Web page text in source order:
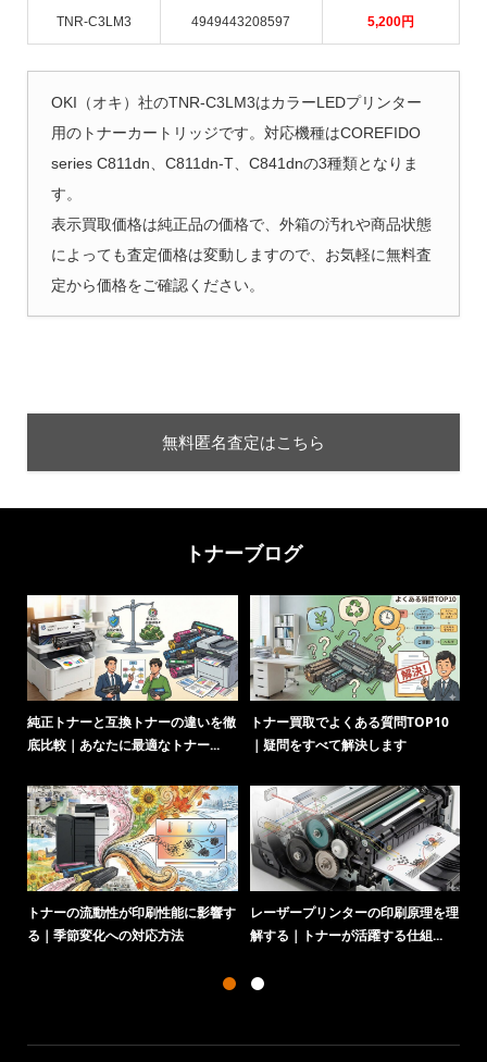
TNR-C3LM3 4949443208597 5,200円
OKI（オキ）社のTNR-C3LM3はカラーLEDプリンター
用のトナーカートリッジです。対応機種はCOREFIDO
series C811dn、C811dn-T、C841dnの3種類となりま
す。
表示買取価格は純正品の価格で、外箱の汚れや商品状態
によっても査定価格は変動しますので、お気軽に無料査
定から価格をご確認ください。
無料匿名査定はこちら
トナーブログ
純正トナーと互換トナーの違いを徹
底比較｜あなたに最適なトナー...
トナー買取でよくある質問TOP10
｜疑問をすべて解決します
トナーの流動性が印刷性能に影響す
る｜季節変化への対応方法
レーザープリンターの印刷原理を理
解する｜トナーが活躍する仕組...